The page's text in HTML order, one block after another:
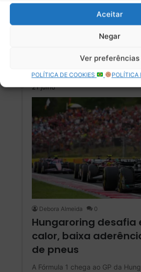
Aceitar
Negar
Ver preferências
POLÍTICA DE COOKIES POLÍTICA
detalhes sobre a
A Fórmula 1 disputa o GP da
das férias de verão. Confira o
21 julho
Debora Almeida 0
Hungaroring desafia
calor, baixa
de pneus
A Fórmula 1 chega ao GP da